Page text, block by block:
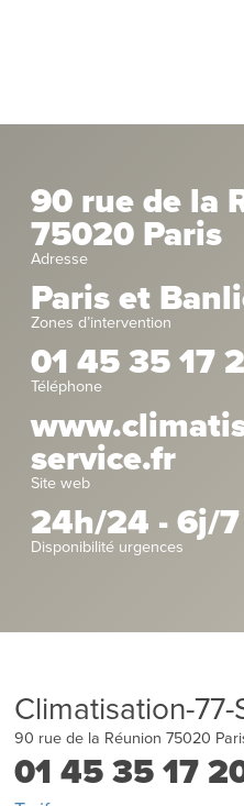
90 rue de la
75020 Paris
Adresse
Paris et
Zones d’intervention
01 45 35 17
Téléphone
service.fr
Site web
24h/24 - 6j/7
Disponibilité urgences
Climatisation-
90 rue de la Réunion 75020
01 45 35 17